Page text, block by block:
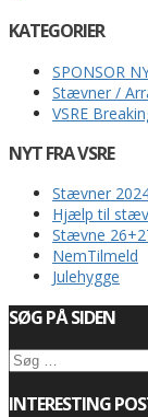
KATEGORIER
SPONSOR
Stævner /
VSRE
NYT FRA VSRE
Stævner
Hjælp til
Stævne
NemTilmeld
Julehygge
SØG PÅ SIDEN
Søg
efter:
INTERESTING